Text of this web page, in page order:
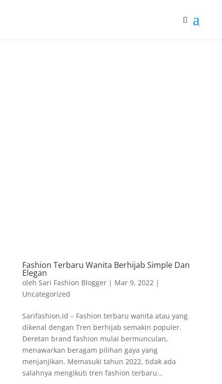
Fashion Terbaru Wanita Berhijab Simple Dan
Elegan
oleh Sari Fashion Blogger| Mar 9, 2022|
Uncategorized
Sarifashion.id – Fashion terbaru wanita atau yang
dikenal dengan Tren berhijab semakin populer.
Deretan brand fashion mulai bermunculan,
menawarkan beragam pilihan gaya yang
menjanjikan. Memasuki tahun 2022, tidak ada
salahnya mengikuti tren fashion terbaru...